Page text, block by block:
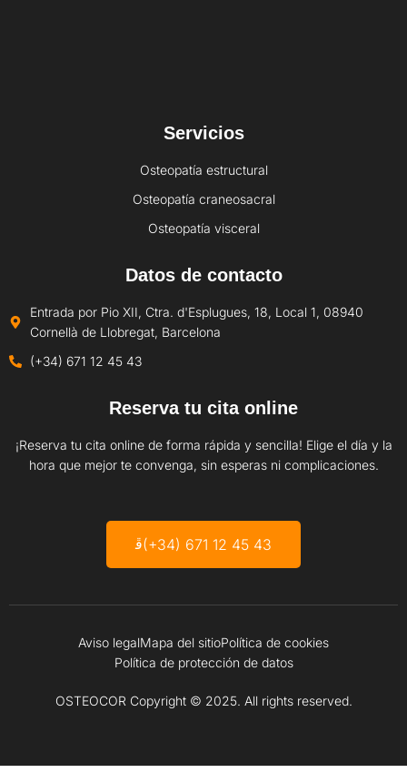
Servicios
Osteopatía estructural
Osteopatía craneosacral
Osteopatía visceral
Datos de contacto
Entrada por Pio XII, Ctra. d'Esplugues, 18, Local 1, 08940
Cornellà de Llobregat, Barcelona
(+34) 671 12 45 43
Reserva tu cita online
¡Reserva tu cita online de forma rápida y sencilla! Elige el día y la
hora que mejor te convenga, sin esperas ni complicaciones.
(+34) 671 12 45 43
Aviso legalMapa del sitioPolítica de cookies
Política de protección de datos
OSTEOCOR Copyright © 2025. All rights reserved.